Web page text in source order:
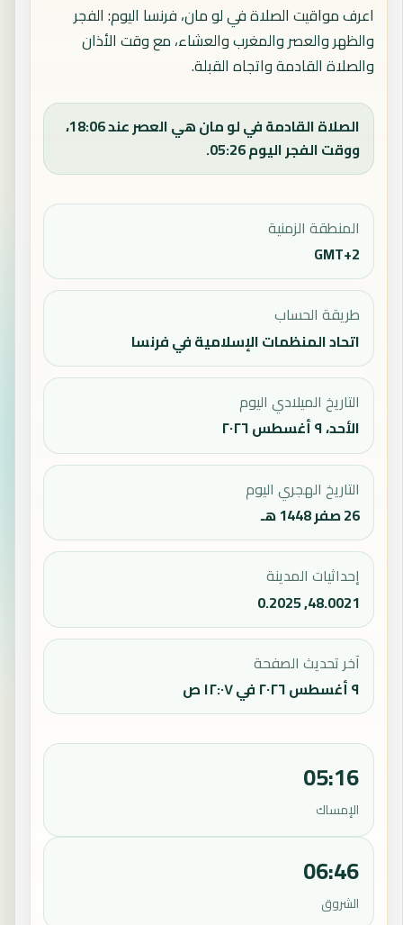
اعرف مواقيت الصلاة في لو مان، فرنسا اليوم: الفجر
والظهر والعصر والمغرب والعشاء، مع وقت الأذان
والصلاة القادمة واتجاه القبلة.
الصلاة القادمة في لو مان هي العصر عند 18:06،
ووقت الفجر اليوم 05:26.
المنطقة الزمنية
GMT+2
طريقة الحساب
اتحاد المنظمات الإسلامية في فرنسا
التاريخ الميلادي اليوم
الأحد، ٩ أغسطس ٢٠٢٦
التاريخ الهجري اليوم
26 صفر 1448 هـ
إحداثيات المدينة
48.0021, 0.2025
آخر تحديث الصفحة
٩ أغسطس ٢٠٢٦ في ١٢:٠٧ ص
05:16
الإمساك
06:46
الشروق